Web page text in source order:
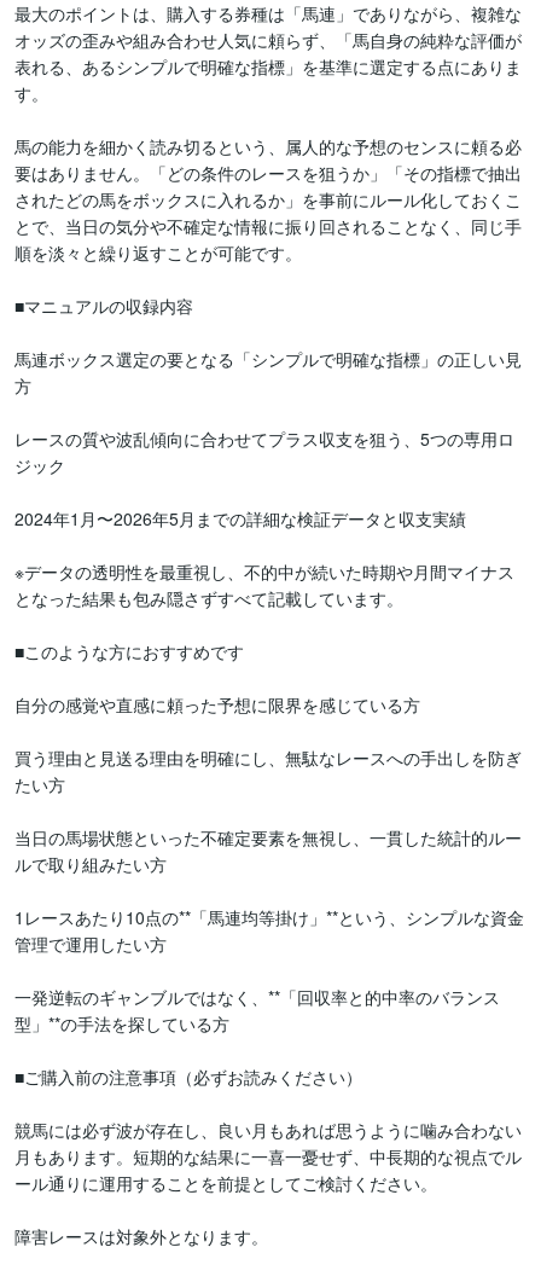
​最大のポイントは、購入する券種は「馬連」でありながら、複雑な
オッズの歪みや組み合わせ人気に頼らず、「馬自身の純粋な評価が
表れる、あるシンプルで明確な指標」を基準に選定する点にありま
す。
​馬の能力を細かく読み切るという、属人的な予想のセンスに頼る必
要はありません。「どの条件のレースを狙うか」「その指標で抽出
されたどの馬をボックスに入れるか」を事前にルール化しておくこ
とで、当日の気分や不確定な情報に振り回されることなく、同じ手
順を淡々と繰り返すことが可能です。
​■マニュアルの収録内容
​馬連ボックス選定の要となる「シンプルで明確な指標」の正しい見
方
​レースの質や波乱傾向に合わせてプラス収支を狙う、5つの専用ロ
ジック
​2024年1月〜2026年5月までの詳細な検証データと収支実績
​※データの透明性を最重視し、不的中が続いた時期や月間マイナス
となった結果も包み隠さずすべて記載しています。
​■このような方におすすめです
​自分の感覚や直感に頼った予想に限界を感じている方
​買う理由と見送る理由を明確にし、無駄なレースへの手出しを防ぎ
たい方
​当日の馬場状態といった不確定要素を無視し、一貫した統計的ルー
ルで取り組みたい方
​1レースあたり10点の**「馬連均等掛け」**という、シンプルな資金
管理で運用したい方
​一発逆転のギャンブルではなく、**「回収率と的中率のバランス
型」**の手法を探している方
​■ご購入前の注意事項（必ずお読みください）
​競馬には必ず波が存在し、良い月もあれば思うように噛み合わない
月もあります。短期的な結果に一喜一憂せず、中長期的な視点でル
ール通りに運用することを前提としてご検討ください。
​障害レースは対象外となります。